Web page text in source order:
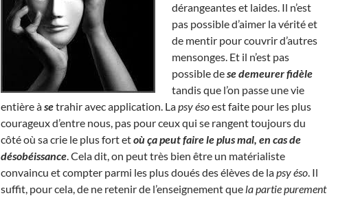
dérangeantes et laides. Il n’est
pas possible d’aimer la vérité et
de mentir pour couvrir d’autres
mensonges. Et il n’est pas
possible dese demeurer fidèle
tandis que l’on passe une vie
entière àsetrahir avec application. Lapsy ésoest faite pour les plus
courageux d’entre nous, pas pour ceux qui se rangent toujours du
côté où sa crie le plus fort etoù ça peut faire le plus mal, en cas de
désobéissance. Cela dit, on peut très bien être un matérialiste
convaincu et compter parmi les plus doués des élèves de lapsy éso. Il
suffit, pour cela, de ne retenir de l’enseignement que la partie purement